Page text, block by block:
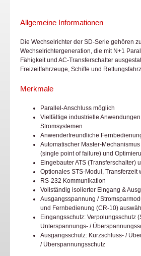
Allgemeine Informationen
Die Wechselrichter der SD-Serie gehören
Wechselrichtergeneration, die mit N+1
Fähigkeit und AC-Transferschalter
Freizeitfahrzeuge, Schiffe und
Merkmale
Parallel-Anschluss möglich
Vielfältige industrielle
Stromsystemen
Anwenderfreundliche
Automatischer Master-
(single point of failure) und
Eingebauter ATS (Transferschalter)
Optionales STS-Modul, Transferzeit
RS-232 Kommunikation
Vollständig isolierter Eingang &
Ausgangsspannung /
und Fernbedienung (CR-10)
Eingangsschutz: Verpolungsschutz
Unterspannungs- /
Ausgangsschutz: Kurzschluss- /
/ Überspannungsschutz